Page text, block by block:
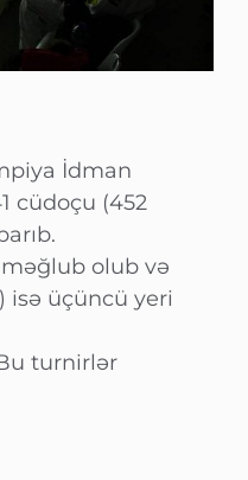
İdman
cüdoçu (452
olub və
isə üçüncü yeri
turnirlər